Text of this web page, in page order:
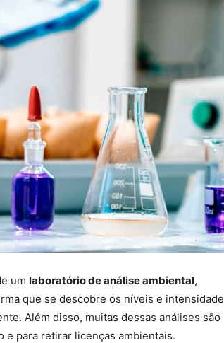
um laboratório de análise ambiental,
que se descobre os níveis e intensidade
Além disso, muitas dessas análises são
e para retirar licenças ambientais.